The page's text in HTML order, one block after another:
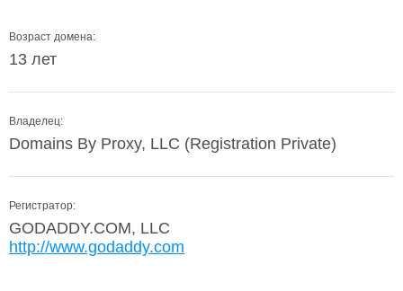
Возраст домена:
13 лет
Владелец:
Domains By Proxy, LLC (Registration Private)
Регистратор:
GODADDY.COM, LLC
http://www.godaddy.com